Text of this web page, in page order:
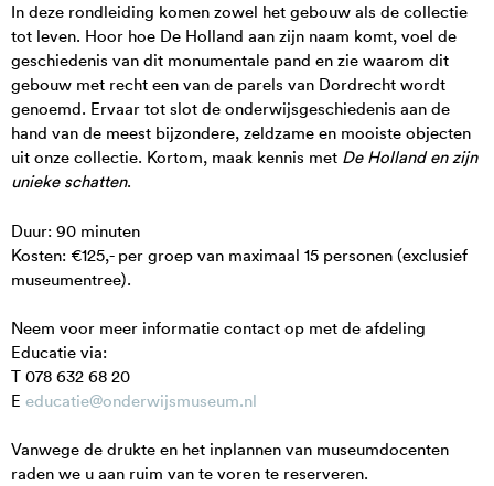
MBO / HBO / WO
In de klas
Kinderfeestje
BSO's
In deze rondleiding komen zowel het gebouw als de collectie
tot leven. Hoor hoe De Holland aan zijn naam komt, voel de
geschiedenis van dit monumentale pand en zie waarom dit
gebouw met recht een van de parels van Dordrecht wordt
genoemd. Ervaar tot slot de onderwijsgeschiedenis aan de
hand van de meest bijzondere, zeldzame en mooiste objecten
uit onze collectie. Kortom, maak kennis met De Holland en zijn
unieke schatten.
Duur: 90 minuten
Kosten: €125,- per groep van maximaal 15 personen (exclusief
museumentree).
Neem voor meer informatie contact op met de afdeling
Educatie via:
T 078 632 68 20
E educatie@onderwijsmuseum.nl
Vanwege de drukte en het inplannen van museumdocenten
raden we u aan ruim van te voren te reserveren.